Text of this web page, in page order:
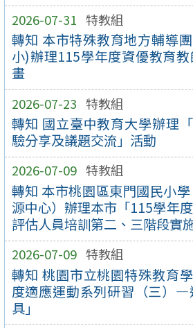
2026-07-31 特教組
轉知 本市特殊教育地方輔導
小)辦理115學年度資優教育
畫
2026-07-23 特教組
轉知 國立臺中教育大學辦理
驗分享及議題交流」活動
2026-07-09 特教組
轉知 本市桃園區東門國民小
源中心）辦理本市「115學年
評估人員培訓第二、三階段實
2026-07-09 特教組
轉知 桃園市立桃園特殊教育
度適應運動系列研習（三）—
具」